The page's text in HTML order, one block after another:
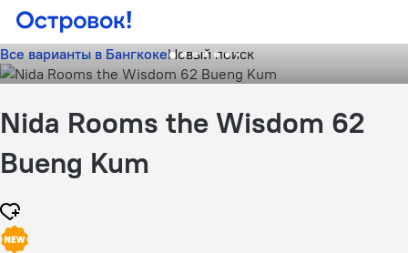
Все варианты в БангкокеНовый поиск
Nida Rooms the Wisdom 62
Bueng Kum